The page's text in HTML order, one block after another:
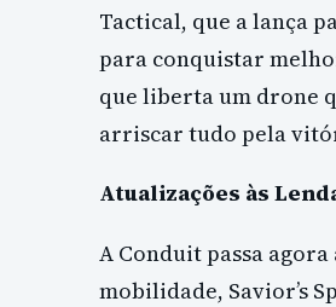
Tactical, que a lança
para conquistar
que liberta um drone
arriscar tudo pela
Atualizações às
A Conduit passa
mobilidade, Savior’s